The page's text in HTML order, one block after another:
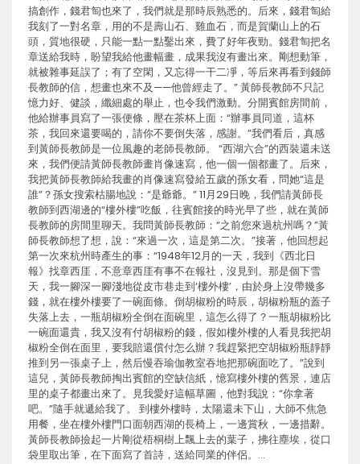
搞創作，錢君匋也來了，我們就是那時辰熟悉的。后來，錢君匋給
我刻了一對名章，用的不是壽山石、雞血石，而是賀蘭山上的石
頭，質地很硬，只能一點一點鑿出來，費了好年夜勁。錢君匋把名
章送給我時，盼望我給他畫幅畫，成果我沒有畫出來。剛想動筆，
就被雜事延誤了；有了空閑，又忘得一干二凈，等后來再看到錢師
長教師的信，想畫也來不及——他曾經走了。” 黃師長教師不只記
憶力好、健談，纖細處的舉止，也令我們激動。分開賓館房間前，
他給辦事員寫了一張便條，壓在茶杯上面：“辦事員同道，這杯
茶，我回來還要喝的，請你不要倒失落，感謝。”我們看后，真感
到黃師長教師是一位風趣的老師長教師。 “西湖六合”的西裝還未送
來，我們便請黃師長教師畫肖像速寫，他一個一個都畫了。后來，
我把黃師長教師給我畫的肖像速寫發給五歲的孫女看，問她“這是
誰”？孫女搜索枯腸地說：“是爺爺。” 11月29日晚，我們請黃師長
教師到西湖邊的“樓外樓”吃飯，往賓館接的時光早了些，就在黃師
長教師的房間里聊天。我問黃師長教師：“之前您來過杭州嗎？”黃
師長教師想了想，說：“來過一次，這是第二次。”接著，他回想起
第一次來杭州時產生的事：“1948年12月的一天，我到《西北日
報》找章西厓，不意章西厓有事不在報社，沒見到。那是個下雪
天，我一腳深一腳淺地從皮市巷走到‘樓外樓’，由於身上沒帶幾多
錢，就在樓外樓要了一碗面條。倒胡椒粉的時辰，胡椒粉瓶的蓋子
失落上去，一瓶胡椒粉全倒在面碗里，這怎么得了？一瓶胡椒粉比
一碗面還貴，我又沒有付胡椒粉的錢，假如樓外樓的人看見我把胡
椒粉全倒在面里，要我賠還償付怎么辦？我趕緊把空胡椒粉瓶靜靜
推到另一張桌子上，然后慢吞瑜伽教室吞地把那碗面吃了。”說到
這兒，黃師長教師掏出賓館的空缺信紙，憶寫樓外樓的舊景，連店
里的桌子都畫出來了。見我愛好這幅草圖，他對我說：“你拿著
吧。”隨手就遞給我了。 到樓外樓時，太陽還未下山，大師不焦急
用餐，坐在樓外樓門口面朝西湖的長椅上，一邊賞秋，一邊措辭。
黃師長教師撿起一片剛從梧桐樹上飄上去的葉子，拂往塵埃，從口
袋里取出筆，在下面寫了首詩，送給同業的伴侶。…